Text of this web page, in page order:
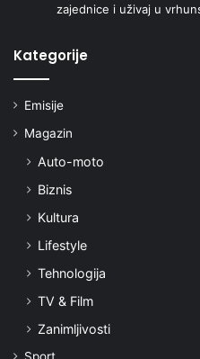
zajednice i uživaj u
Kategorije
Emisije
Magazin
Auto-moto
Biznis
Kultura
Lifestyle
Tehnologija
TV & Film
Zanimljivosti
Sport